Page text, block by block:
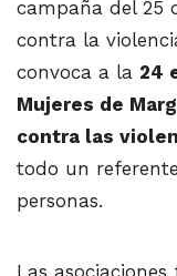
campaña del 25
contra la
convoca a la 24
Mujeres de
contra las
todo un
personas.
Las